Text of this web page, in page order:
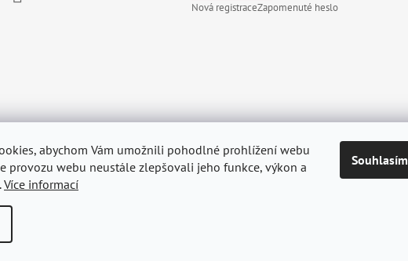
abychom Vám umožnili pohodlné prohlížení webu
provozu webu neustále zlepšovali jeho funkce, výkon a
Více informací
Souhlasím
Nová registraceZapomenuté heslo